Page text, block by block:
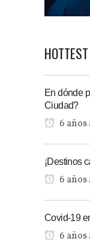
En dónde
Ciudad?
6 años
¡Destinos
6 años
Covid-19
6 años